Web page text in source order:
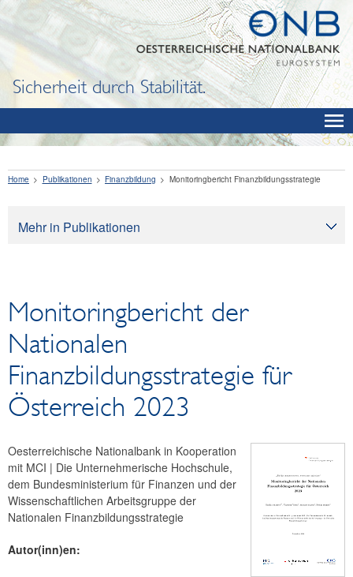
Sicherheit durch Stabilität.
Mehr in Publikationen
Bargeld
Financial Literacy Evaluation Series
Finanzbildung-Reports
Monitoringbericht Finanzbildungsstrategie
Volkswirtschaft
Statistik
Zahlungsverkehr
Publikationssuche
Home Publikationen Finanzbildung Monitoringbericht Finanzbildungsstrategie
Monitoringbericht der
Nationalen
Finanzbildungsstrategie für
Österreich 2023
Oesterreichische Nationalbank in Kooperation
mit MCI | Die Unternehmerische Hochschule,
dem Bundesministerium für Finanzen und der
Wissenschaftlichen Arbeitsgruppe der
Nationalen Finanzbildungsstrategie
Autor(inn)en: